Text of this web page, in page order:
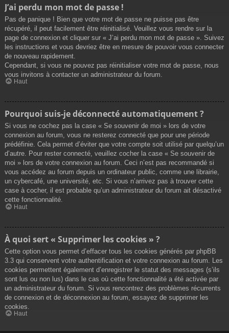
J’ai perdu mon mot de passe !
Pas de panique ! Bien que votre mot de passe ne puisse pas être
récupéré, il peut facilement être réinitialisé. Veuillez vous rendre sur la
page de connexion et cliquer sur « J’ai perdu mon mot de passe ». Suivez
les instructions et vous devriez être en mesure de pouvoir vous connecter
de nouveau rapidement.
Cependant, si vous ne pouvez pas réinitialiser votre mot de passe, nous
vous invitons à contacter un administrateur du forum.
Haut
Pourquoi suis-je déconnecté automatiquement ?
Si vous ne cochez pas la case « Se souvenir de moi » lors de votre
connexion au forum, vous ne resterez connecté que pour une période
prédéfinie. Cela permet d’éviter que votre compte soit utilisé par quelqu’un
d’autre. Pour rester connecté, veuillez cocher la case « Se souvenir de
moi » lors de votre connexion au forum. Ceci n’est pas recommandé si
vous accédez au forum depuis un ordinateur public, comme une librairie,
un cybercafé, une université, etc. Si vous n’arrivez pas à trouver cette
case à cocher, il est probable qu’un administrateur du forum ait désactivé
cette fonctionnalité.
Haut
À quoi sert « Supprimer les cookies » ?
Cette option vous permet d’effacer tous les cookies générés par phpBB
3.3 qui conservent votre authentification et votre connexion au forum. Les
cookies permettent également d’enregistrer le statut des messages (s’ils
sont lus ou non lus) dans le cas où cette fonctionnalité a été activée par
un administrateur du forum. Si vous rencontrez des problèmes récurrents
de connexion et de déconnexion au forum, essayez de supprimer les
cookies.
Haut